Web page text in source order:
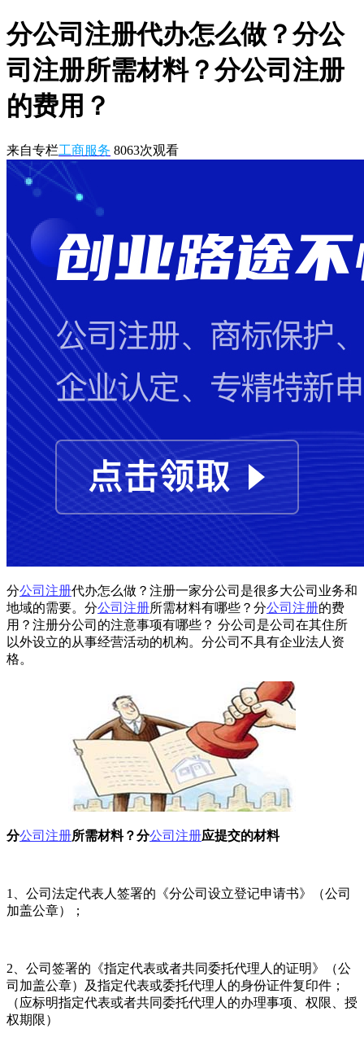
分公司注册代办怎么做？分公
司注册所需材料？分公司注册
的费用？
来自专栏工商服务 8063次观看
分公司注册代办怎么做？注册一家分公司是很多大公司业务和
地域的需要。分公司注册所需材料有哪些？分公司注册的费
用？注册分公司的注意事项有哪些？ 分公司是公司在其住所
以外设立的从事经营活动的机构。分公司不具有企业法人资
格。
分公司注册所需材料？分公司注册应提交的材料
1、公司法定代表人签署的《分公司设立登记申请书》（公司
加盖公章）；
2、公司签署的《指定代表或者共同委托代理人的证明》（公
司加盖公章）及指定代表或委托代理人的身份证件复印件；
（应标明指定代表或者共同委托代理人的办理事项、权限、授
权期限）